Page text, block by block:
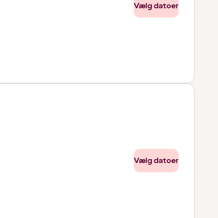
Vælg datoer
Vælg datoer